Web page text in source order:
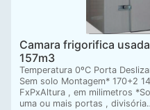
Camara frigorifica
157m3
Temperatura 0ºC Porta
Sem solo Montagem* 170+2
FxPxAltura , em milimetros
uma ou mais portas ,